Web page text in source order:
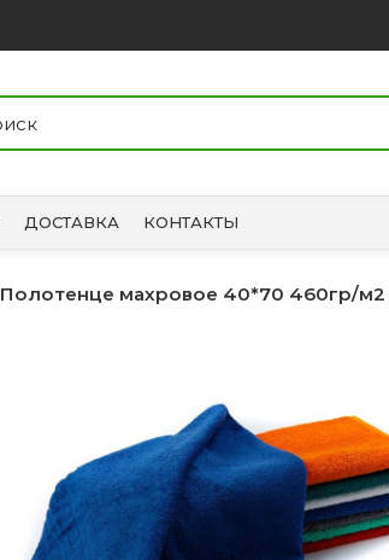
ДОСТАВКА КОНТАКТЫ
Полотенце махровое 40*70 460гр/м2